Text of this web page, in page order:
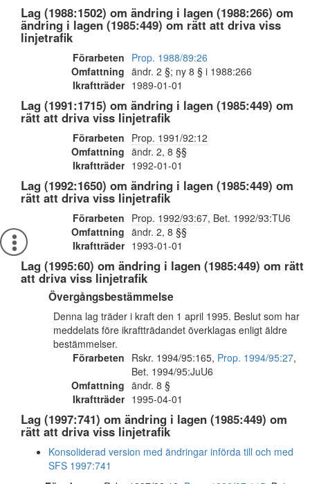
Lag (1988:1502) om ändring i lagen (1988:266) om
ändring i lagen (1985:449) om rätt att driva viss
linjetrafik
Förarbeten Prop. 1988/89:26
Omfattning ändr. 2 §; ny 8 § i 1988:266
Ikraftträder 1989-01-01
Lag (1991:1715) om ändring i lagen (1985:449) om
rätt att driva viss linjetrafik
Förarbeten Prop. 1991/92:12
Omfattning ändr. 2, 8 §§
Ikraftträder 1992-01-01
Lag (1992:1650) om ändring i lagen (1985:449) om
rätt att driva viss linjetrafik
Förarbeten Prop. 1992/93:67, Bet. 1992/93:TU6
Omfattning ändr. 2, 8 §§
Ikraftträder 1993-01-01
Lag (1995:60) om ändring i lagen (1985:449) om rätt
att driva viss linjetrafik
Övergångsbestämmelse
Denna lag träder i kraft den 1 april 1995. Beslut som har
meddelats före ikraftträdandet överklagas enligt äldre
bestämmelser.
Förarbeten Rskr. 1994/95:165, Prop. 1994/95:27,
Bet. 1994/95:JuU6
Omfattning ändr. 8 §
Ikraftträder 1995-04-01
Lag (1997:741) om ändring i lagen (1985:449) om
rätt att driva viss linjetrafik
Konsoliderad version med ändringar införda till och med
SFS 1997:741